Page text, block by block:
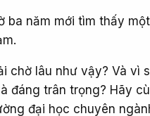
ba năm mới tìm thấy
chờ lâu như vậy? Và vì
đáng trân trọng? Hãy
đại học chuyên